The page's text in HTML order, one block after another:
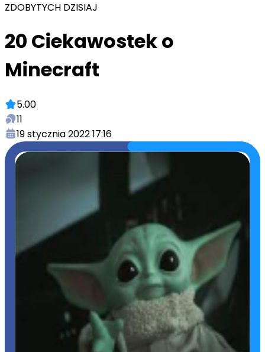
ZDOBYTYCH DZISIAJ
20 Ciekawostek o
Minecraft
5.00
11
19 stycznia 2022 17:16